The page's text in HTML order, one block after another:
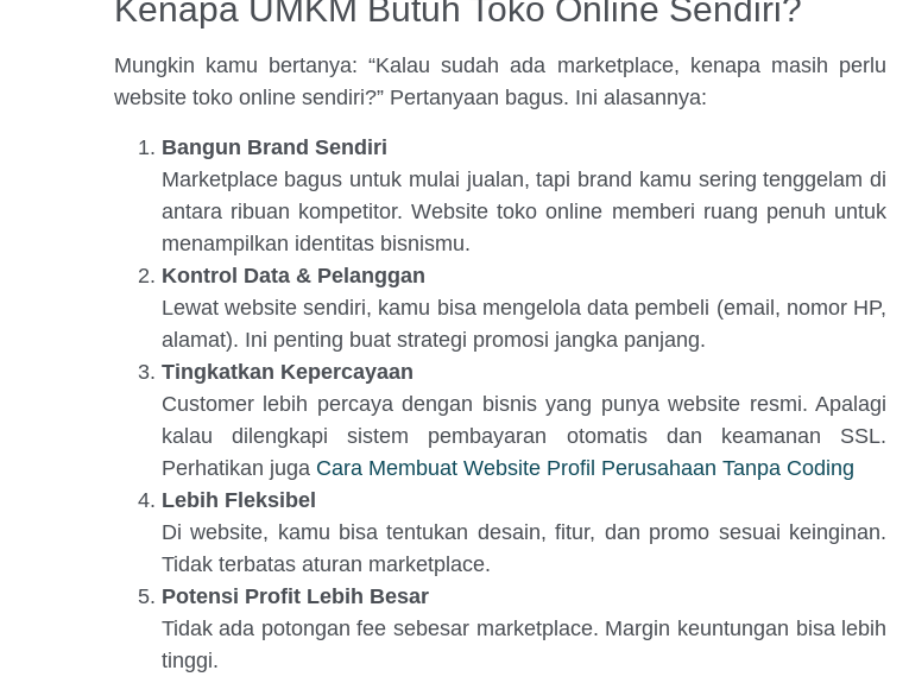
Kenapa UMKM Butuh Toko Online Sendiri?
Mungkin kamu bertanya: “Kalau sudah ada marketplace, kenapa masih perlu
website toko online sendiri?” Pertanyaan bagus. Ini alasannya:
Bangun Brand Sendiri
Marketplace bagus untuk mulai jualan, tapi brand kamu sering tenggelam di
antara ribuan kompetitor. Website toko online memberi ruang penuh untuk
menampilkan identitas bisnismu.
Kontrol Data & Pelanggan
Lewat website sendiri, kamu bisa mengelola data pembeli (email, nomor HP,
alamat). Ini penting buat strategi promosi jangka panjang.
Tingkatkan Kepercayaan
Customer lebih percaya dengan bisnis yang punya website resmi. Apalagi
kalau dilengkapi sistem pembayaran otomatis dan keamanan SSL.
Perhatikan juga Cara Membuat Website Profil Perusahaan Tanpa Coding
Lebih Fleksibel
Di website, kamu bisa tentukan desain, fitur, dan promo sesuai keinginan.
Tidak terbatas aturan marketplace.
Potensi Profit Lebih Besar
Tidak ada potongan fee sebesar marketplace. Margin keuntungan bisa lebih
tinggi.